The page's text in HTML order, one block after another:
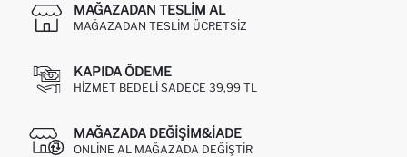
MAĞAZADAN TESLIM AL
MAĞAZADAN TESLIM ÜCRETSIZ
KAPIDA ÖDEME
HIZMET BEDELI SADECE 39,99 TL
MAĞAZADA DEĞIŞIM&İADE
ONLINE AL MAĞAZADA DEĞIŞTIR